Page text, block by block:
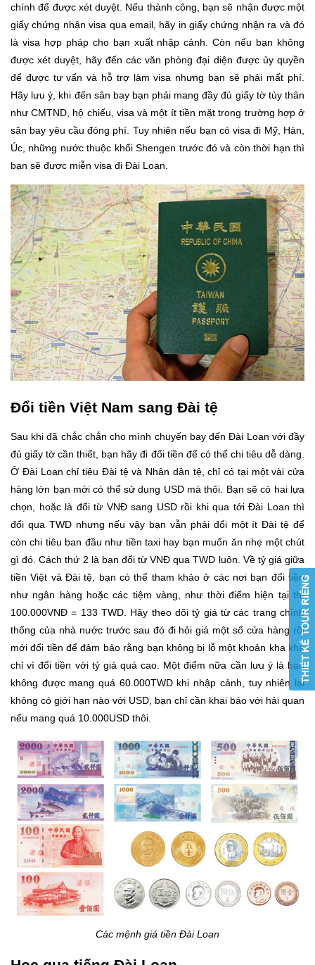
chính để được xét duyệt. Nếu thành công, bạn sẽ nhận được một
giấy chứng nhận visa qua email, hãy in giấy chứng nhận ra và đó
là visa hợp pháp cho bạn xuất nhập cảnh. Còn nếu bạn không
được xét duyệt, hãy đến các văn phòng đại diện được ủy quyền
để được tư vấn và hỗ trợ làm visa nhưng bạn sẽ phải mất phí.
Hãy lưu ý, khi đến sân bay bạn phải mang đầy đủ giấy tờ tùy thân
như CMTND, hộ chiếu, visa và một ít tiền mặt trong trường hợp ở
sân bay yêu cầu đóng phí. Tuy nhiên nếu bạn có visa đi Mỹ, Hàn,
Úc, những nước thuộc khối Shengen trước đó và còn thời hạn thì
bạn sẽ được miễn visa đi Đài Loan.
Đổi tiền Việt Nam sang Đài tệ
Sau khi đã chắc chắn cho mình chuyến bay đến Đài Loan với đầy
đủ giấy tờ cần thiết, bạn hãy đi đổi tiền để có thể chi tiêu dễ dàng.
Ở Đài Loan chỉ tiêu Đài tệ và Nhân dân tệ, chỉ có tại một vài cửa
hàng lớn bạn mới có thể sử dụng USD mà thôi. Bạn sẽ có hai lựa
chọn, hoặc là đổi từ VNĐ sang USD rồi khi qua tới Đài Loan thì
đổi qua TWD nhưng nếu vậy bạn vẫn phải đổi một ít Đài tệ để
còn chi tiêu ban đầu như tiền taxi hay bạn muốn ăn nhẹ một chút
gì đó. Cách thứ 2 là bạn đổi từ VNĐ qua TWD luôn. Về tỷ giá giữa
tiền Việt và Đài tệ, bạn có thể tham khảo ở các nơi bạn đổi tiền
như ngân hàng hoặc các tiệm vàng, như thời điểm hiện tại thì
100.000VNĐ = 133 TWD. Hãy theo dõi tỷ giá từ các trang chính
thống của nhà nước trước sau đó đi hỏi giá một số cửa hàng rồi
mới đổi tiền để đảm bảo rằng bạn không bị lỗ một khoản kha khá
chỉ vì đổi tiền với tỷ giá quá cao. Một điểm nữa cần lưu ý là bạn
không được mang quá 60.000TWD khi nhập cảnh, tuy nhiên lại
không có giới hạn nào với USD, bạn chỉ cần khai báo với hải quan
nếu mang quá 10.000USD thôi.
Các mệnh giá tiền Đài Loan